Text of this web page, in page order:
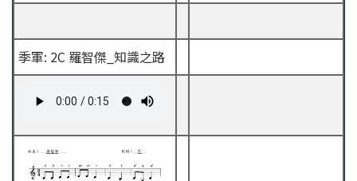
季軍: 2C 羅智傑_知識之路